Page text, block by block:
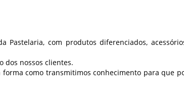
com produtos diferenciados,
dos nossos clientes.
como transmitimos conhecimento para que